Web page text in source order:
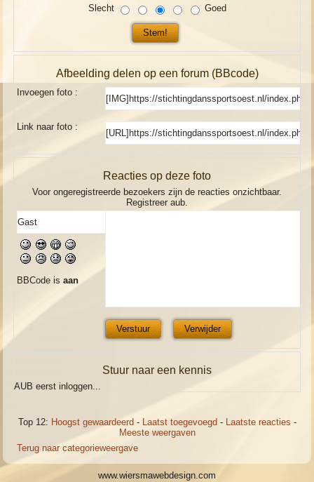
Slecht Goed
Afbeelding delen op een forum (BBcode)
Invoegen foto :
Link naar foto :
Reacties op deze foto
Voor ongeregistreerde bezoekers zijn de reacties onzichtbaar.
Registreer aub.
BBCode isaan
Stuur naar een kennis
AUB eerst inloggen...
Top 12: Hoogst gewaardeerd - Laatst toegevoegd - Laatste reacties -
Meeste weergaven
Terug naar categorieweergave
www.wiersmawebdesign.com